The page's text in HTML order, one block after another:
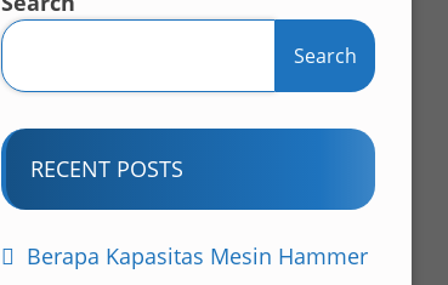
Search
RECENT POSTS
Berapa Kapasitas Mesin Hammer